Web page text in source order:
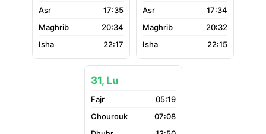
17:35
20:34
22:17
17:34
20:32
22:15
31, Lu
05:19
07:08